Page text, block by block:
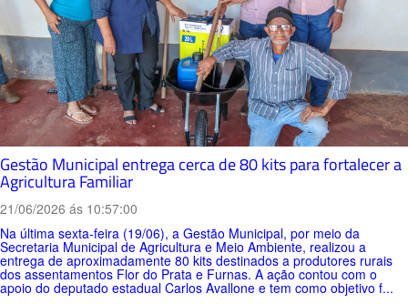
Gestão Municipal entrega cerca de 80 kits para fortalecer a
Agricultura Familiar
21/06/2026 ás 10:57:00
Na última sexta-feira (19/06), a Gestão Municipal, por meio da
Secretaria Municipal de Agricultura e Meio Ambiente, realizou a
entrega de aproximadamente 80 kits destinados a produtores rurais
dos assentamentos Flor do Prata e Furnas. A ação contou com o
apoio do deputado estadual Carlos Avallone e tem como objetivo f...